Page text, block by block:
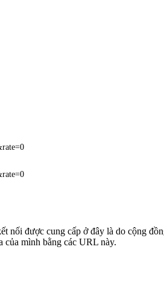
được cung cấp ở đây là do cộng
của mình bằng các URL này.